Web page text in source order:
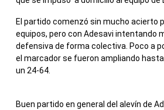
El partido comenzó sin mucho acierto
equipos, pero con Adesavi intentando
defensiva de forma colectiva. Poco a
el marcador se fueron ampliando
un 24-64.
Buen partido en general del alevín de